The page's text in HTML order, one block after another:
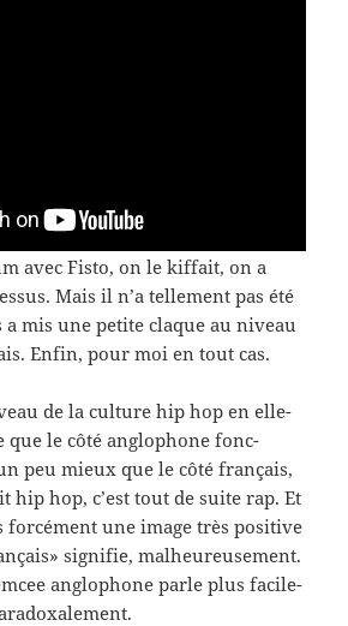
avec Fisto, on le kif­fait, on a
Mais il n’a telle­ment pas été
mis une petite claque au niveau
Enfin, pour moi en tout cas.
de la cul­ture hip hop en elle-​
que le côté anglo­phone fonc­
peu mieux que le côté français,
hip hop, c’est tout de suite rap. Et
for­cé­ment une image très pos­i­tive
sig­ni­fie, mal­heureuse­ment.
anglo­phone parle plus facile­